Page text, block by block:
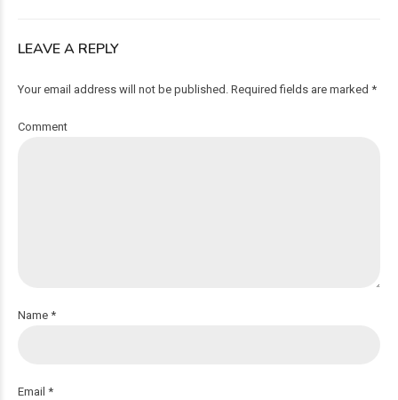
LEAVE A REPLY
Your email address will not be published. Required fields are marked *
Comment
Name *
Email *